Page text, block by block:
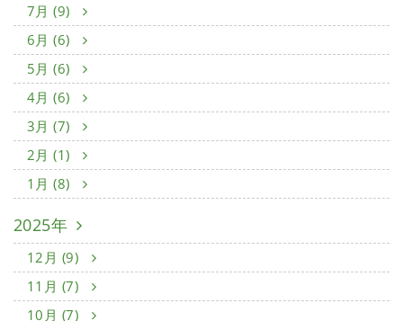
7月 (9)
6月 (6)
5月 (6)
4月 (6)
3月 (7)
2月 (1)
1月 (8)
2025年
12月 (9)
11月 (7)
10月 (7)